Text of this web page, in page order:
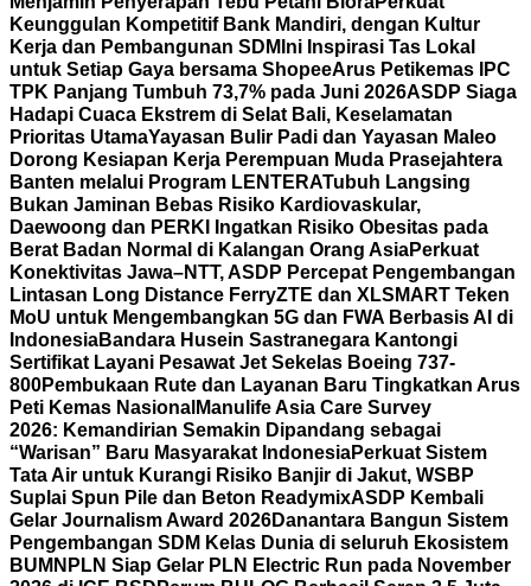
Keunggulan Kompetitif Bank Mandiri, dengan Kultur
Kerja dan Pembangunan SDM Ini Inspirasi Tas Lokal
untuk Setiap Gaya bersama ShopeeArus Petikemas IPC
TPK Panjang Tumbuh 73,7% pada Juni 2026ASDP Siaga
Hadapi Cuaca Ekstrem di Selat Bali, Keselamatan
Prioritas UtamaYayasan Bulir Padi dan Yayasan Maleo
Dorong Kesiapan Kerja Perempuan Muda Prasejahtera
Banten melalui Program LENTERATubuh Langsing
Bukan Jaminan Bebas Risiko Kardiovaskular,
Daewoong dan PERKI Ingatkan Risiko Obesitas pada
Berat Badan Normal di Kalangan Orang AsiaPerkuat
Konektivitas Jawa–NTT, ASDP Percepat Pengembangan
Lintasan Long Distance FerryZTE dan XLSMART Teken
MoU untuk Mengembangkan 5G dan FWA Berbasis AI di
IndonesiaBandara Husein Sastranegara Kantongi
Sertifikat Layani Pesawat Jet Sekelas Boeing 737-
800Pembukaan Rute dan Layanan Baru Tingkatkan Arus
Peti Kemas Nasional Manulife Asia Care Survey
2026: Kemandirian Semakin Dipandang sebagai
“Warisan” Baru Masyarakat IndonesiaPerkuat Sistem
Tata Air untuk Kurangi Risiko Banjir di Jakut, WSBP
Suplai Spun Pile dan Beton ReadymixASDP Kembali
Gelar Journalism Award 2026Danantara Bangun Sistem
Pengembangan SDM Kelas Dunia di seluruh Ekosistem
BUMN PLN Siap Gelar PLN Electric Run pada November